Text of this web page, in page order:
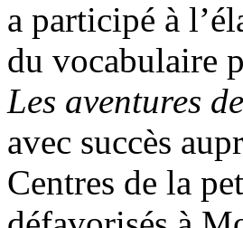
a participé à
du vocabulaire
Les aventures
avec succès
Centres de la